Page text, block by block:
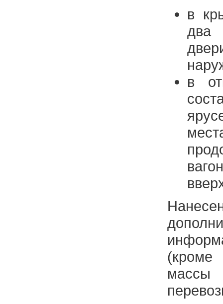
в
два
в
массы